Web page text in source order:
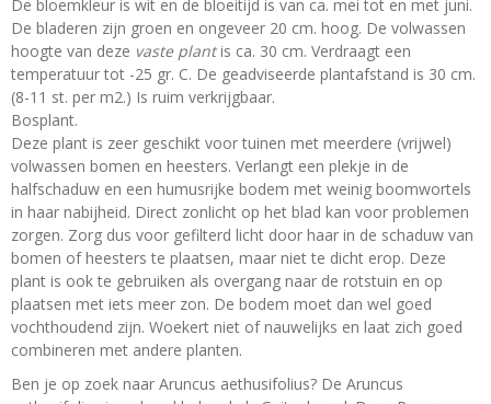
De bloemkleur is wit en de bloeitijd is van ca. mei tot en met juni.
De bladeren zijn groen en ongeveer 20 cm. hoog. De volwassen
hoogte van deze vaste plantis ca. 30 cm. Verdraagt een
temperatuur tot -25 gr. C. De geadviseerde plantafstand is 30 cm.
(8-11 st. per m2.) Is ruim verkrijgbaar.
Bosplant.
Deze plant is zeer geschikt voor tuinen met meerdere (vrijwel)
volwassen bomen en heesters. Verlangt een plekje in de
halfschaduw en een humusrijke bodem met weinig boomwortels
in haar nabijheid. Direct zonlicht op het blad kan voor problemen
zorgen. Zorg dus voor gefilterd licht door haar in de schaduw van
bomen of heesters te plaatsen, maar niet te dicht erop. Deze
plant is ook te gebruiken als overgang naar de rotstuin en op
plaatsen met iets meer zon. De bodem moet dan wel goed
vochthoudend zijn. Woekert niet of nauwelijks en laat zich goed
combineren met andere planten.
Ben je op zoek naar Aruncus aethusifolius? De Aruncus